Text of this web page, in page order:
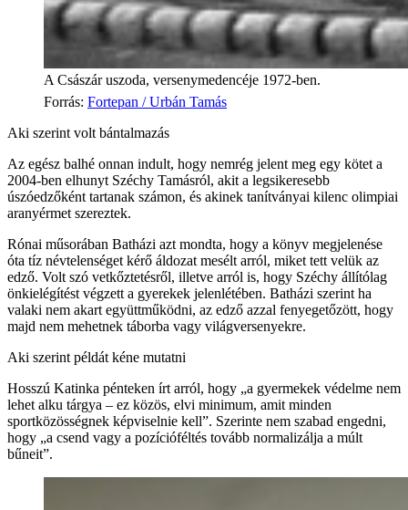
A Császár uszoda, versenymedencéje 1972-ben.
Forrás: Fortepan / Urbán Tamás
Aki szerint volt bántalmazás
Az egész balhé onnan indult, hogy nemrég jelent meg egy kötet a
2004-ben elhunyt Széchy Tamásról, akit a legsikeresebb
úszóedzőként tartanak számon, és akinek tanítványai kilenc olimpiai
aranyérmet szereztek.
Rónai műsorában Batházi azt mondta, hogy a könyv megjelenése
óta tíz névtelenséget kérő áldozat mesélt arról, miket tett velük az
edző. Volt szó vetkőztetésről, illetve arról is, hogy Széchy állítólag
önkielégítést végzett a gyerekek jelenlétében. Batházi szerint ha
valaki nem akart együttműködni, az edző azzal fenyegetőzött, hogy
majd nem mehetnek táborba vagy világversenyekre.
Aki szerint példát kéne mutatni
Hosszú Katinka pénteken írt arról, hogy „a gyermekek védelme nem
lehet alku tárgya – ez közös, elvi minimum, amit minden
sportközösségnek képviselnie kell”. Szerinte nem szabad engedni,
hogy „a csend vagy a pozícióféltés tovább normalizálja a múlt
bűneit”.